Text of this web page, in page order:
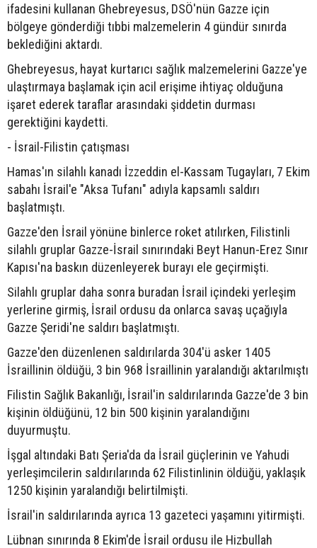
ifadesini kullanan Ghebreyesus, DSÖ'nün Gazze için
bölgeye gönderdiği tıbbi malzemelerin 4 gündür sınırda
beklediğini aktardı.
Ghebreyesus, hayat kurtarıcı sağlık malzemelerini Gazze'ye
ulaştırmaya başlamak için acil erişime ihtiyaç olduğuna
işaret ederek taraflar arasındaki şiddetin durması
gerektiğini kaydetti.
- İsrail-Filistin çatışması
Hamas'ın silahlı kanadı İzzeddin el-Kassam Tugayları, 7 Ekim
sabahı İsrail'e "Aksa Tufanı" adıyla kapsamlı saldırı
başlatmıştı.
Gazze'den İsrail yönüne binlerce roket atılırken, Filistinli
silahlı gruplar Gazze-İsrail sınırındaki Beyt Hanun-Erez Sınır
Kapısı'na baskın düzenleyerek burayı ele geçirmişti.
Silahlı gruplar daha sonra buradan İsrail içindeki yerleşim
yerlerine girmiş, İsrail ordusu da onlarca savaş uçağıyla
Gazze Şeridi'ne saldırı başlatmıştı.
Gazze'den düzenlenen saldırılarda 304'ü asker 1405
İsraillinin öldüğü, 3 bin 968 İsraillinin yaralandığı aktarılmıştı
Filistin Sağlık Bakanlığı, İsrail'in saldırılarında Gazze'de 3 bin
kişinin öldüğünü, 12 bin 500 kişinin yaralandığını
duyurmuştu.
İşgal altındaki Batı Şeria'da da İsrail güçlerinin ve Yahudi
yerleşimcilerin saldırılarında 62 Filistinlinin öldüğü, yaklaşık
1250 kişinin yaralandığı belirtilmişti.
İsrail'in saldırılarında ayrıca 13 gazeteci yaşamını yitirmişti.
Lübnan sınırında 8 Ekim'de İsrail ordusu ile Hizbullah